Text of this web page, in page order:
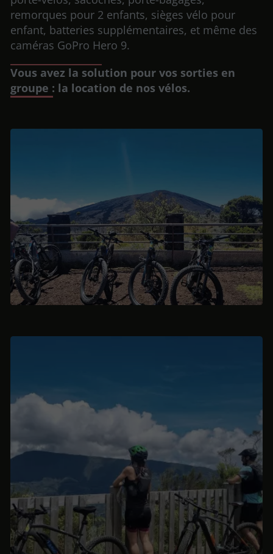
remorques pour 2 enfants, sièges vélo pour
enfant, batteries supplémentaires, et même des
caméras GoPro Hero 9.
Vous avez la solution pour vos sorties en
groupe : la location de nos vélos.